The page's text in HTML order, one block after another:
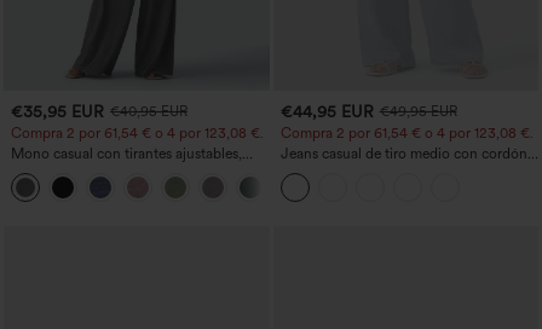
€35,95 EUR €40,95 EUR
Compra 2 por 61,54 € o 4 por 123,08 €.
Mono casual con tirantes ajustables,
fruncidos, pierna ancha, tejido jaspeado
y bolsillos - Easy Peezy
€44,95 EUR €49,95 EUR
Compra 2 por 61,54 € o 4 por 123,08 €.
Jeans casual de tiro medio con cordón y
bolsillos